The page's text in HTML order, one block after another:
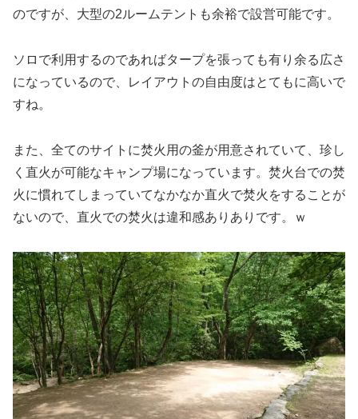
のですが、大型の2ルームテントも余裕で設営可能です。
ソロで利用するのであればタープを張っても有り余る広さ
になっているので、レイアウトの自由度はとてもに高いで
すね。
また、全てのサイトに焚火用の釜が用意されていて、珍し
く直火が可能なキャンプ場になっています。焚火台での焚
火に慣れてしまっていてなかなか直火で焚火をすることが
ないので、直火での焚火は違和感ありありです。ｗ